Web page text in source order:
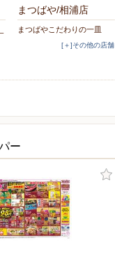
まつばや/相浦店
まつばやこだわりの一皿
[＋]その他の店舗
ー